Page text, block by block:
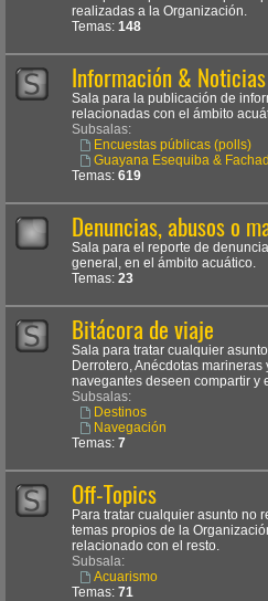
realizadas a la Organización.
Temas: 148
Información & Noticias
Sala para la publicación de
relacionadas con el ámbito
Subsalas:
Encuestas públicas (polls)
Guayana Esequiba &
Temas: 619
Denuncias, abusos o
Sala para el reporte de
general, en el ámbito acuático.
Temas: 23
Bitácora de viaje
Sala para tratar cualquier
Derrotero, Anécdotas
navegantes deseen compartir y
Subsalas:
Destinos
Navegación
Temas: 7
Off-Topics
Para tratar cualquier asunto no
temas propios de la
relacionado con el resto.
Subsala:
Acuarismo
Temas: 71